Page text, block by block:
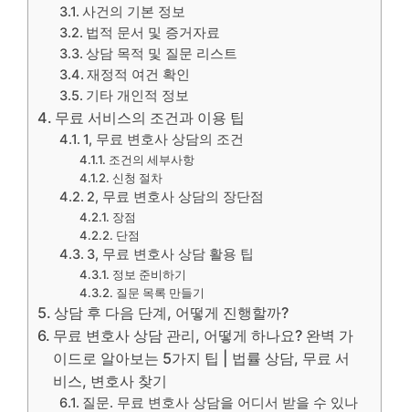
사건의 기본 정보
법적 문서 및 증거자료
상담 목적 및 질문 리스트
재정적 여건 확인
기타 개인적 정보
무료 서비스의 조건과 이용 팁
1, 무료 변호사 상담의 조건
조건의 세부사항
신청 절차
2, 무료 변호사 상담의 장단점
장점
단점
3, 무료 변호사 상담 활용 팁
정보 준비하기
질문 목록 만들기
상담 후 다음 단계, 어떻게 진행할까?
무료 변호사 상담 관리, 어떻게 하나요? 완벽 가
이드로 알아보는 5가지 팁 | 법률 상담, 무료 서
비스, 변호사 찾기
질문. 무료 변호사 상담을 어디서 받을 수 있나